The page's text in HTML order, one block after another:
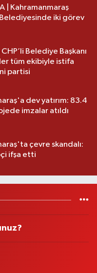
| Kahramanmaraş
iki görev
Belediye Başkanı
tüm ekibiyle istifa
partisi
dev yatırım: 83.4
imzalar atıldı
çevre skandalı:
ifşa etti